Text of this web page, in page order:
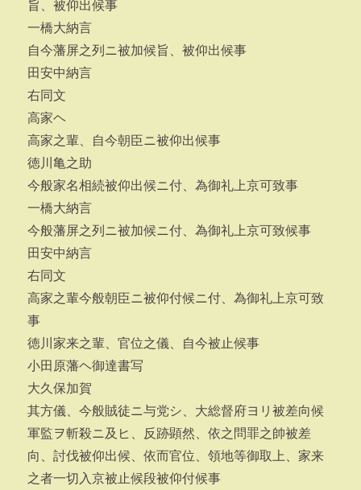
旨、被仰出候事
一橋大納言
自今藩屏之列ニ被加候旨、被仰出候事
田安中納言
右同文
高家ヘ
高家之輩、自今朝臣ニ被仰出候事
徳川亀之助
今般家名相続被仰出候ニ付、為御礼上京可致事
一橋大納言
今般藩屏之列ニ被加候ニ付、為御礼上京可致候事
田安中納言
右同文
高家之輩今般朝臣ニ被仰付候ニ付、為御礼上京可致
事
徳川家来之輩、官位之儀、自今被止候事
小田原藩ヘ御達書写
大久保加賀
其方儀、今般賊徒ニ与党シ、大総督府ヨリ被差向候
軍監ヲ斬殺ニ及ヒ、反跡顕然、依之問罪之帥被差
向、討伐被仰出候、依而官位、領地等御取上、家来
之者一切入京被止候段被仰付候事